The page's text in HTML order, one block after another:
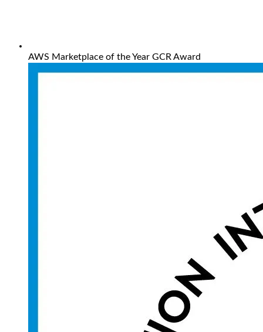
AWS Marketplace of the Year GCR Award